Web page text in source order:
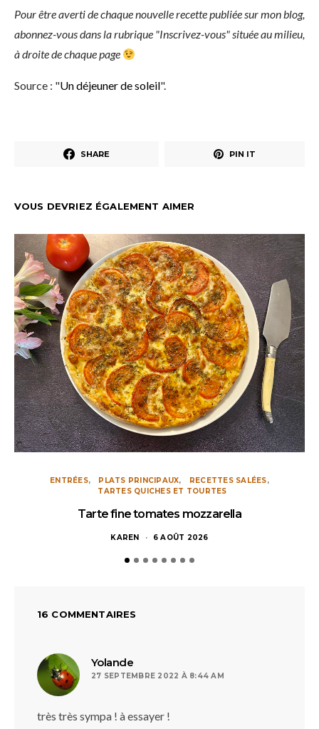
Pour être averti de chaque nouvelle recette publiée sur mon blog,
abonnez-vous dans la rubrique "Inscrivez-vous" située au milieu,
à droite de chaque page
Source : "Un déjeuner de soleil".
SHARE PIN IT
VOUS DEVRIEZ ÉGALEMENT AIMER
ENTRÉES PLATS PRINCIPAUX
RECETTES SALÉES
TARTES QUICHES ET TOURTES
Tarte fine tomates mozzarella
KAREN 6 AOÛT 2026
16 COMMENTAIRES
Yolande
27 SEPTEMBRE 2022 À 8:44 AM
très très sympa ! à essayer !